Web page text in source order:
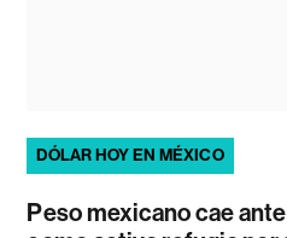
DÓLAR HOY EN MÉXICO
Peso mexicano cae